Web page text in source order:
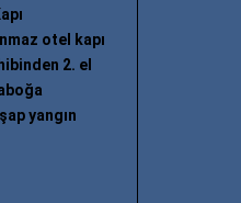
otel kapı
2. el
yangın